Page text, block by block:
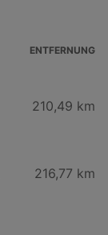
ENTFERNUNG
210,49 km
216,77 km